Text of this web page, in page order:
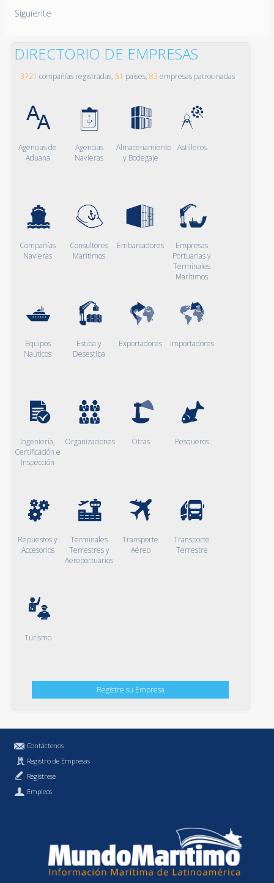
Siguiente
DIRECTORIO DE EMPRESAS
3721 compañías registradas, 51 países, 83 empresas patrocinadas
Agencias de
Aduana
Agencias
Navieras
Almacenamiento
y Bodegaje
Astilleros
Compañías
Navieras
Consultores
Marítimos
Embarcadores
Empresas
Portuarias y
Terminales
Marítimos
Equipos
Naúticos
Estiba y
Desestiba
Exportadores Importadores
Ingeniería,
Certificación e
Inspección
Organizaciones Otras Pesqueros
Repuestos y
Accesorios
Terminales
Terrestres y
Aeroportuarios
Transporte
Aéreo
Transporte
Terrestre
Turismo
Registre su Empresa
Contáctenos
Registro de Empresas
Regístrese
Empleos